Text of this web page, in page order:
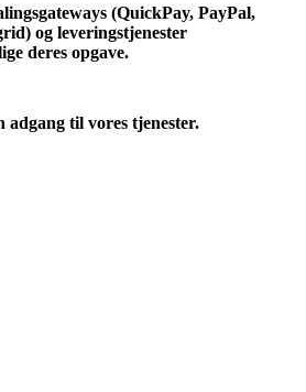
(QuickPay, PayPal,
og leveringstjenester
deres opgave.
til vores tjenester.